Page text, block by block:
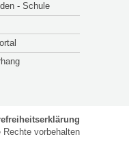
- Schule
vorbehalten